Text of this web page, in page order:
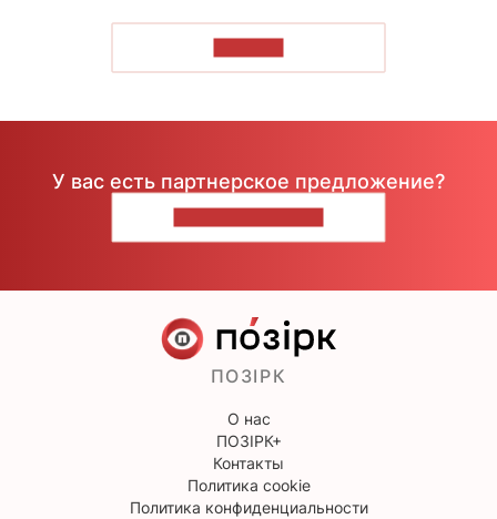
У вас есть партнерское предложение?
ПОЗІРК
О нас
ПОЗІРК+
Контакты
Политика cookie
Политика конфиденциальности